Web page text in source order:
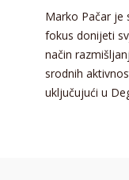
Marko Pačar je
fokus donijeti
način
srodnih
uključujući u